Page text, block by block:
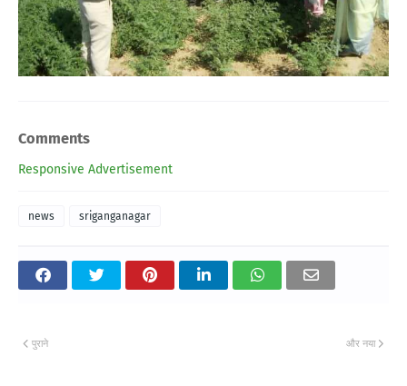
Comments
Responsive Advertisement
news sriganganagar
और नया
पुराने